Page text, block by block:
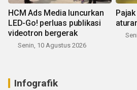
HCM Ads Media luncurkan
LED-Go! perluas publikasi
videotron bergerak
Senin, 10 Agustus 2026
Infografik